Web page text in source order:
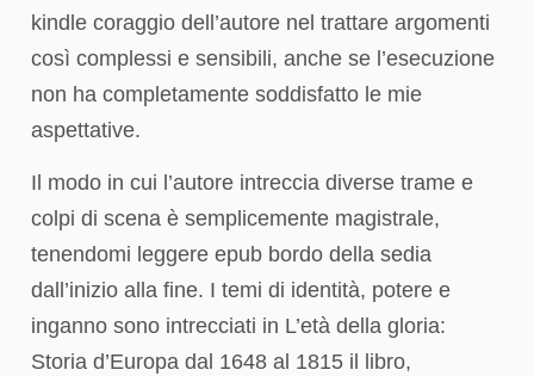
kindle coraggio dell’autore nel trattare argomenti
così complessi e sensibili, anche se l’esecuzione
non ha completamente soddisfatto le mie
aspettative.
Il modo in cui l’autore intreccia diverse trame e
colpi di scena è semplicemente magistrale,
tenendomi leggere epub bordo della sedia
dall’inizio alla fine. I temi di identità, potere e
inganno sono intrecciati in L’età della gloria:
Storia d’Europa dal 1648 al 1815 il libro,